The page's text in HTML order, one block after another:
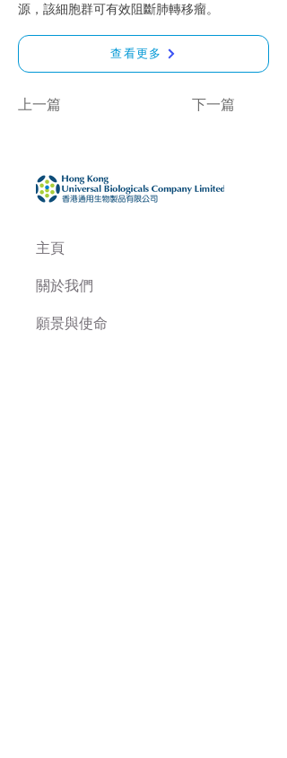
源，該細胞群可有效阻斷肺轉移瘤。
查看更多
上一篇 下一篇
主頁
關於我們
願景與使命